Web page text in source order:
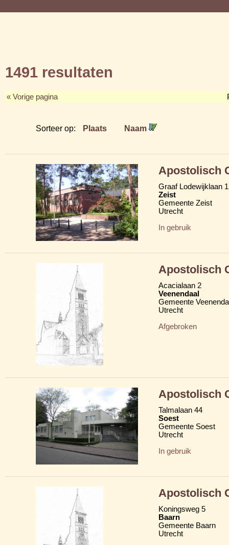
1491 resultaten
« Vorige pagina
Sorteer op: Plaats Naam
Apostolisch
Graaf Lodewijklaan
Zeist
Gemeente Zeist
Utrecht
In gebruik
Apostolisch
Acacialaan 2
Veenendaal
Gemeente
Utrecht
Afgebroken
Apostolisch
Talmalaan 44
Soest
Gemeente Soest
Utrecht
In gebruik
Apostolisch
Koningsweg 5
Baarn
Gemeente Baarn
Utrecht